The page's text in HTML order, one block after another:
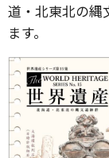
道・北東北の縄
ます。